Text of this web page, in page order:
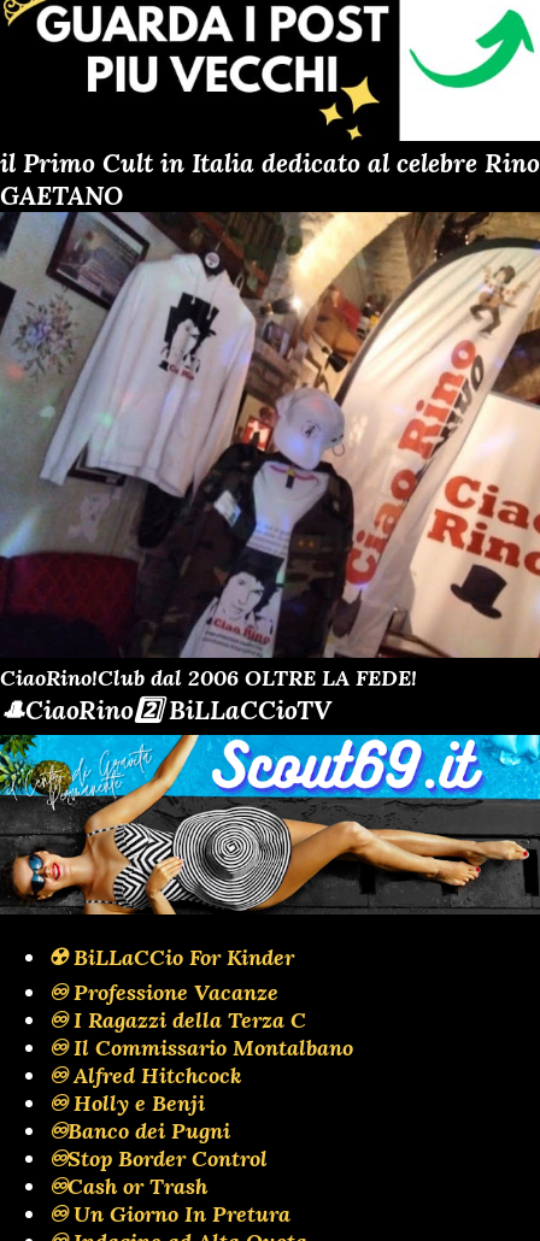
il Primo Cult in Italia dedicato al celebre Rino
GAETANO
CiaoRino!Club dal 2006 OLTRE LA FEDE!
🎩CiaoRino2️⃣ BiLLaCCioTV
☢️ BiLLaCCio For Kinder
♾️ Professione Vacanze
♾️ I Ragazzi della Terza C
♾️ Il Commissario Montalbano
♾️ Alfred Hitchcock
♾️ Holly e Benji
♾️Banco dei Pugni
♾️Stop Border Control
♾️Cash or Trash
♾️ Un Giorno In Pretura